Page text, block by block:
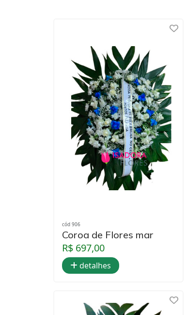
cód 906
Coroa de Flores mar
R$ 697,00
detalhes